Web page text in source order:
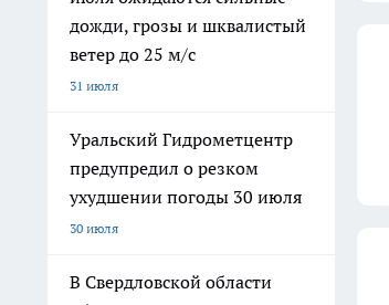
дожди, грозы и шквалистый
ветер до 25 м/с
31 июля
Уральский Гидрометцентр
предупредил о резком
ухудшении погоды 30 июля
30 июля
В Свердловской области